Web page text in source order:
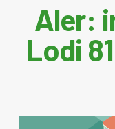
Aler:
Lodi